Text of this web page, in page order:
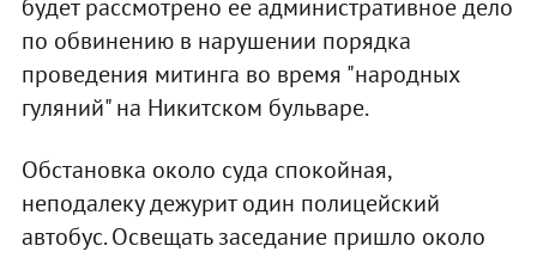
будет рассмотрено ее административное дело
по обвинению в нарушении порядка
проведения митинга во время "народных
гуляний" на Никитском бульваре.
Обстановка около суда спокойная,
неподалеку дежурит один полицейский
автобус. Освещать заседание пришло около